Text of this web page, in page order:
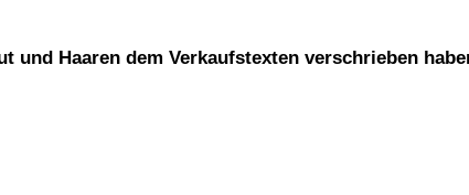
Haaren dem Verkaufstexten verschrieben